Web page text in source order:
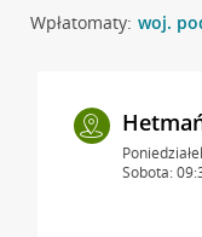
Wpłatomaty: woj.
Sobota: